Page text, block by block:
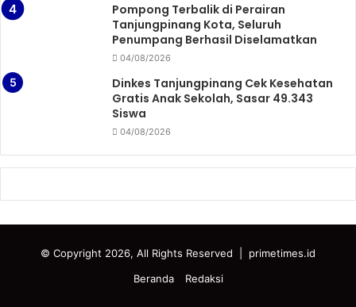
Pompong Terbalik di Perairan
Tanjungpinang Kota, Seluruh
Penumpang Berhasil Diselamatkan
04/08/2026
Dinkes Tanjungpinang Cek Kesehatan
Gratis Anak Sekolah, Sasar 49.343
Siswa
04/08/2026
© Copyright 2026, All Rights Reserved
primetimes.id
Beranda
Redaksi